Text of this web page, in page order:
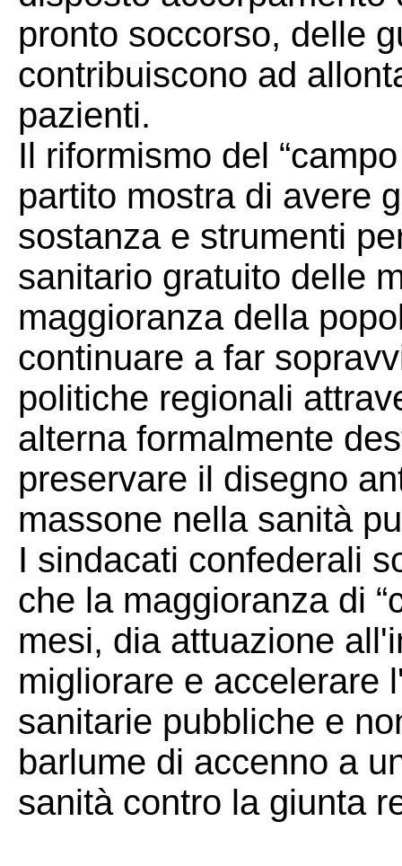
pronto soccorso, delle
contribuiscono ad
pazienti.
Il riformismo del
partito mostra di avere
sostanza e strumenti
sanitario gratuito delle
maggioranza della
continuare a far
politiche regionali
alterna formalmente
preservare il disegno
massone nella sanità
I sindacati confederali
che la maggioranza di
mesi, dia attuazione
migliorare e accelerare
sanitarie pubbliche e
barlume di accenno a
sanità contro la giunta